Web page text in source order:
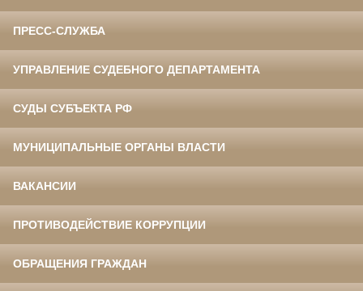
ПРЕСС-СЛУЖБА
УПРАВЛЕНИЕ СУДЕБНОГО ДЕПАРТАМЕНТА
СУДЫ СУБЪЕКТА РФ
МУНИЦИПАЛЬНЫЕ ОРГАНЫ ВЛАСТИ
ВАКАНСИИ
ПРОТИВОДЕЙСТВИЕ КОРРУПЦИИ
ОБРАЩЕНИЯ ГРАЖДАН